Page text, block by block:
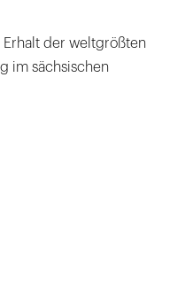
der weltgrößten
im sächsischen